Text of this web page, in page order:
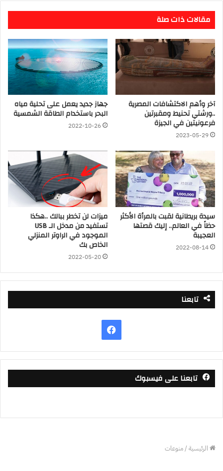
مقالات ذات صلة
آخر وأهم الاكتشافات المصرية
..ورشتي تحنيط ومقبرتين
فرعونيتين في الجيزة
2023-05-29
جهاز جديد يعمل على تحلية مياه
البحر باستخدام الطاقة الشمسية
2022-10-26
سيدة بريطانية لقبت بالمرأة الأكثر
حظاً في العالم.. إليك قصتها
العجيبة
2022-08-14
ميزات لن تخطر ببالك ..هكذا
تستفيد من مدخل الـ USB
الموجود في الراوتر المنزلي
الخاص بك
2022-05-20
تابعنا
فيسبوك
تابعنا على فيسبوك